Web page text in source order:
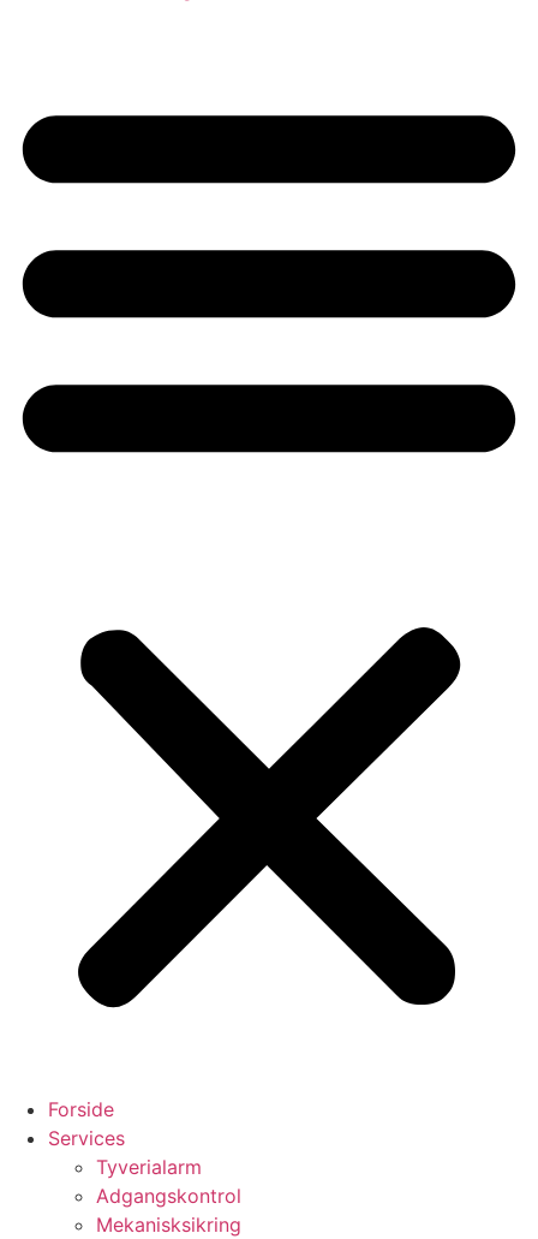
Forside
Services
Tyverialarm
Adgangskontrol
Mekanisksikring